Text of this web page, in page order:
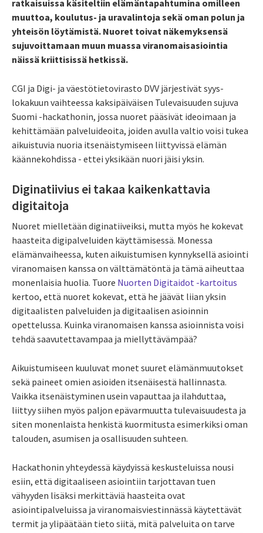
ratkaisuissa käsiteltiin elämäntapahtumina omilleen
muuttoa, koulutus- ja uravalintoja sekä oman polun ja
yhteisön löytämistä. Nuoret toivat näkemyksensä
sujuvoittamaan muun muassa viranomaisasiointia
näissä kriittisissä hetkissä.
CGI ja Digi- ja väestötietovirasto DVV järjestivät syys-
lokakuun vaihteessa kaksipäiväisen Tulevaisuuden sujuva
Suomi -hackathonin, jossa nuoret pääsivät ideoimaan ja
kehittämään palveluideoita, joiden avulla valtio voisi tukea
aikuistuvia nuoria itsenäistymiseen liittyvissä elämän
käännekohdissa - ettei yksikään nuori jäisi yksin.
Diginatiivius ei takaa kaikenkattavia
digitaitoja
Nuoret mielletään diginatiiveiksi, mutta myös he kokevat
haasteita digipalveluiden käyttämisessä. Monessa
elämänvaiheessa, kuten aikuistumisen kynnyksellä asiointi
viranomaisen kanssa on välttämätöntä ja tämä aiheuttaa
monenlaisia huolia. Tuore Nuorten Digitaidot -kartoitus
kertoo, että nuoret kokevat, että he jäävät liian yksin
digitaalisten palveluiden ja digitaalisen asioinnin
opettelussa. Kuinka viranomaisen kanssa asioinnista voisi
tehdä saavutettavampaa ja miellyttävämpää?
Aikuistumiseen kuuluvat monet suuret elämänmuutokset
sekä paineet omien asioiden itsenäisestä hallinnasta.
Vaikka itsenäistyminen usein vapauttaa ja ilahduttaa,
liittyy siihen myös paljon epävarmuutta tulevaisuudesta ja
siten monenlaista henkistä kuormitusta esimerkiksi oman
talouden, asumisen ja osallisuuden suhteen.
Hackathonin yhteydessä käydyissä keskusteluissa nousi
esiin, että digitaaliseen asiointiin tarjottavan tuen
vähyyden lisäksi merkittäviä haasteita ovat
asiointipalveluissa ja viranomaisviestinnässä käytettävät
termit ja ylipäätään tieto siitä, mitä palveluita on tarve